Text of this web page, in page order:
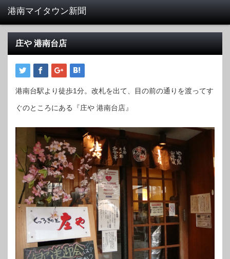
庄や 港南台店
港南台駅より徒歩1分。改札を出て、目の前の通りを渡ってす
ぐのところにある『庄や 港南台店』